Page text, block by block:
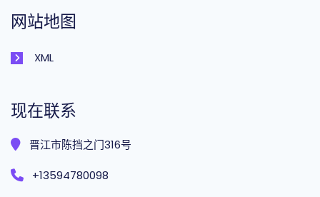
网站地图
XML
现在联系
晋江市陈挡之门316号
+13594780098